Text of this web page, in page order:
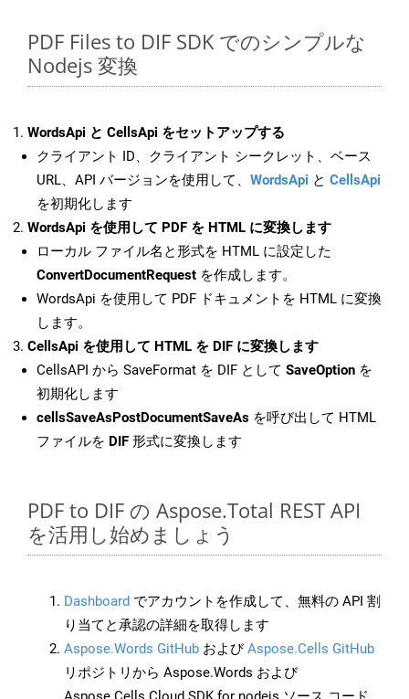
PDF Files to DIF SDK でのシンプルな
Nodejs 変換
WordsApi と CellsApi をセットアップする
クライアント ID、クライアント シークレット、ベース
URL、API バージョンを使用して、 WordsApi と CellsApi
を初期化します
WordsApi を使用して PDF を HTML に変換します
ローカル ファイル名と形式を HTML に設定した
ConvertDocumentRequest を作成します。
WordsApi を使用して PDF ドキュメントを HTML に変換
します。
CellsApi を使用して HTML を DIF に変換します
CellsAPI から SaveFormat を DIF として SaveOption を
初期化します
cellsSaveAsPostDocumentSaveAs を呼び出して HTML
ファイルを DIF 形式に変換します
PDF to DIF の Aspose.Total REST API
を活用し始めましょう
Dashboard でアカウントを作成して、無料の API 割
り当てと承認の詳細を取得します
Aspose.Words GitHub およびAspose.Cells GitHub
リポジトリから Aspose.Words および